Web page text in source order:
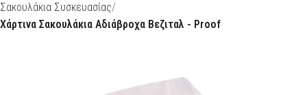
Σακουλάκια Συσκευασίας
Χάρτινα Σακουλάκια Αδιάβροχα Βεζιταλ - Proof